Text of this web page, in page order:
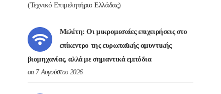
(Τεχνικό Επιμελητήριο Ελλάδας)
Μελέτη: Οι μικρομεσαίες επιχειρήσεις στο
επίκεντρο της ευρωπαϊκής αμυντικής
βιομηχανίας, αλλά με σημαντικά εμπόδια
on 7 Αυγούστου 2026